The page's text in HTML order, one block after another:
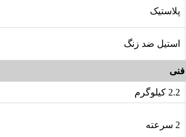
پلاستیک
استیل ضد زنگ
2.2 کیلوگرم
2 سرعته